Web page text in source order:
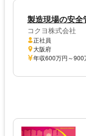
製造現場の安全
コクヨ株式会社
正社員
大阪府
年収600万円～900